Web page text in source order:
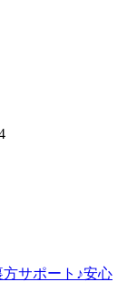
サポート♪安心